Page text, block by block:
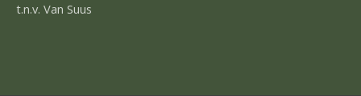
t.n.v. Van Suus